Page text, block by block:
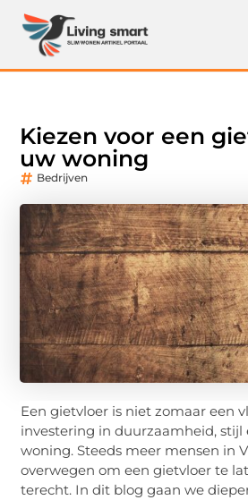
Kiezen voor een
uw woning
Bedrijven
Een gietvloer is niet zomaar een
investering in duurzaamheid,
woning. Steeds meer mensen in
overwegen om een gietvloer te
terecht. In dit blog gaan we